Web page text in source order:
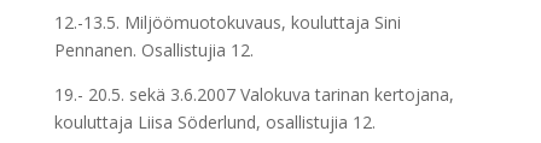
12.-13.5. Miljöömuotokuvaus, kouluttaja Sini
Pennanen. Osallistujia 12.
19.- 20.5. sekä 3.6.2007 Valokuva tarinan kertojana,
kouluttaja Liisa Söderlund, osallistujia 12.